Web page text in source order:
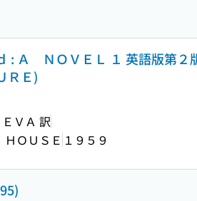
ＮＯＶＥＬ １ 英語版第２
ＲＥ)
ＶＡ 訳
ＯＵＳＥ １９５９